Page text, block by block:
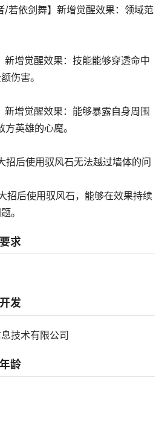
/若依剑舞】新增觉醒效果：领域范
新增觉醒效果：技能能够穿透命中
伤害。
新增觉醒效果：能够暴露自身周围
英雄的心魔。
招后使用驭风石无法越过墙体的问
招后使用驭风石，能够在效果持续
。
求
发
技术有限公司
龄